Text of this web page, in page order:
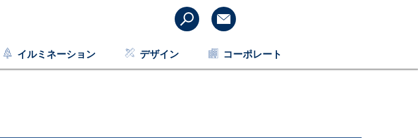
イルミネーション デザイン コーポレート